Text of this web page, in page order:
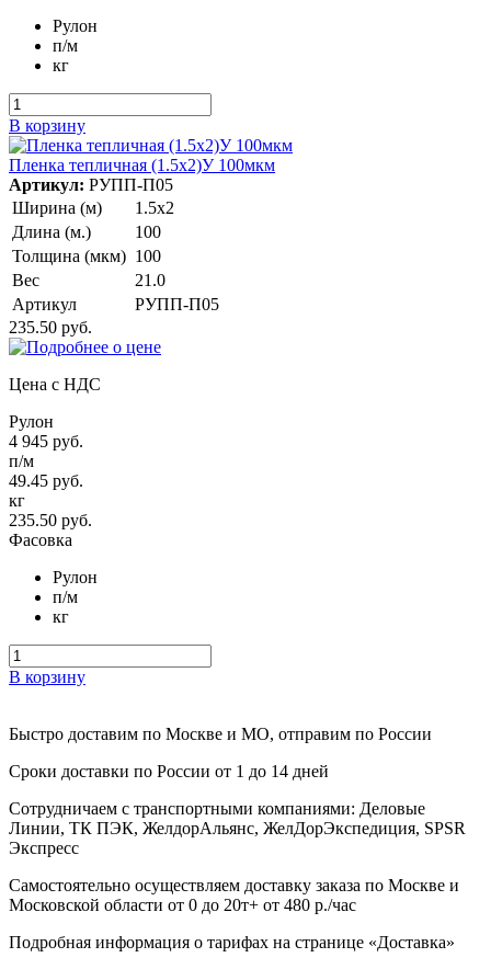
Рулон
п/м
кг
В корзину
Пленка тепличная (1.5х2)У 100мкм
Артикул: РУПП-П05
Ширина (м)
1.5х2
Длина (м.)
100
Толщина (мкм) 100
Вес
21.0
Артикул
РУПП-П05
235.50 руб.
Цена с НДС
Рулон
4 945 руб.
п/м
49.45 руб.
кг
235.50 руб.
Фасовка
Рулон
п/м
кг
В корзину
Быстро доставим по Москве и МО, отправим по России
Сроки доставки по России от 1 до 14 дней
Сотрудничаем с транспортными компаниями: Деловые
Линии, ТК ПЭК, ЖелдорАльянс, ЖелДорЭкспедиция, SPSR
Экспресс
Самостоятельно осуществляем доставку заказа по Москве и
Московской области от 0 до 20т+ от 480 р./час
Подробная информация о тарифах на странице «Доставка»